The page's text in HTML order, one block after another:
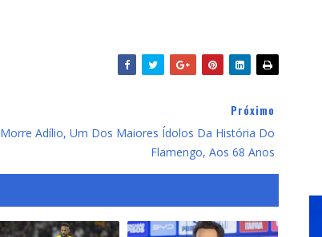
Próximo
Morre Adílio, Um Dos Maiores Ídolos Da História Do
Flamengo, Aos 68 Anos